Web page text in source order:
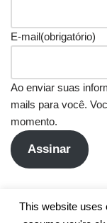
E-mail(obrigatório)
Ao enviar suas
mails para você.
momento.
Assinar
This website uses